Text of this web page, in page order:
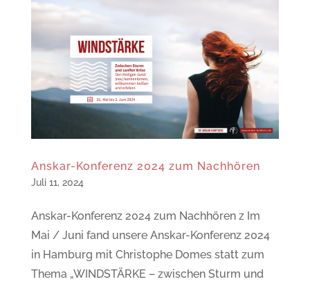
Anskar-Konferenz 2024 zum Nachhören
Juli 11, 2024
Anskar-Konferenz 2024 zum Nachhören z Im
Mai / Juni fand unsere Anskar-Konferenz 2024
in Hamburg mit Christophe Domes statt zum
Thema „WINDSTÄRKE – zwischen Sturm und